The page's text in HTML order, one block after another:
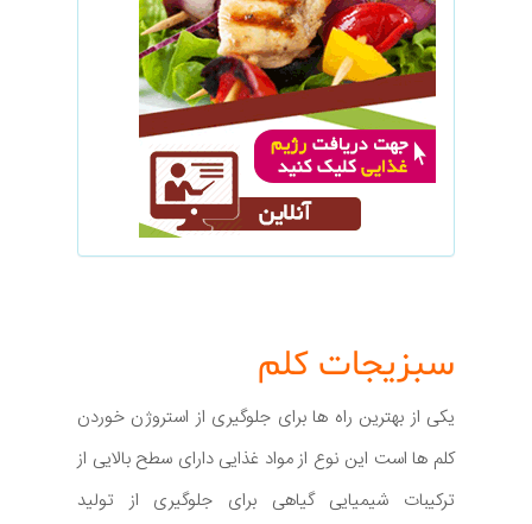
سبزیجات کلم
یکی از بهترین راه ها برای جلوگیری از استروژن خوردن
کلم ها است این نوع از مواد غذایی دارای سطح بالایی از
ترکیبات شیمیایی گیاهی برای جلوگیری از تولید